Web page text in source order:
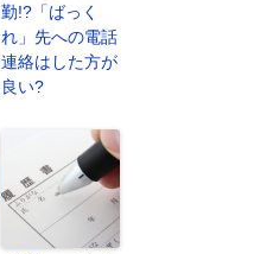
勤!?「ばっく
れ」先への電話
連絡はした方が
良い?